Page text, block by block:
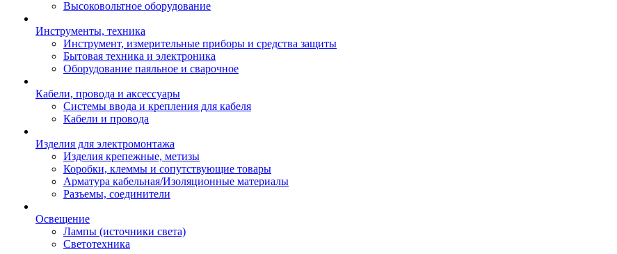
Высоковольтное оборудование
Инструменты, техника
Инструмент, измерительные приборы и средства защиты
Бытовая техника и электроника
Оборудование паяльное и сварочное
Кабели, провода и аксессуары
Системы ввода и крепления для кабеля
Кабели и провода
Изделия для электромонтажа
Изделия крепежные, метизы
Коробки, клеммы и сопутствующие товары
Арматура кабельная/Изоляционные материалы
Разъемы, соединители
Освещение
Лампы (источники света)
Светотехника